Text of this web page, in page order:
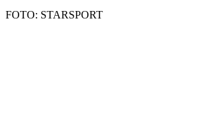
FOTO: STARSPORT